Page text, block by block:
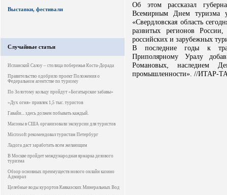
Выставки, фестивали
Случайные статьи
Испанский Салоу – столица побережья Коста-Дорада
Правительство одобрило проект Положения о
Федеральном агентстве по туризму
По Золотому кольцу пройдут «Богатырские забавы»
«Дух огня» привлек 1,5 тыс. туристов
Гавайи... здесь должен побывать каждый.
Масоны в США организовали экскурсии для туристов
Microsoft рекомендовал туристам Петербург
Ладога даст заработать всем желающим
В Москве пройдет международная ярмарка делового
туризма
Обзор основных преимуществ нового онлайн казино
Адмирал
Целебные воды курортов Кавказских Минеральных Вод
Об этом рассказал
Всемирным Днем туризма
«Свердловская область
развитых регионов
российских и зарубежных
В последние годы к
Приполярному Уралу
Романовых, наследием
промышленности». //ИТАР-